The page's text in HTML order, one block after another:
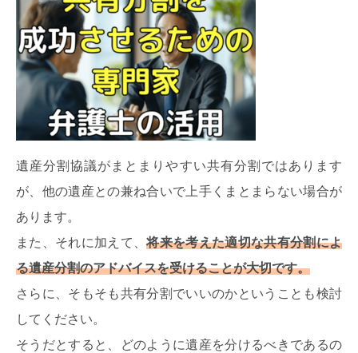
遺産分割協議がまとまりやすい共有分割ではあります
が、他の遺産との兼ね合いで上手くまとまらない場合が
あります。
また、それに加えて、将来を考えた適切な共有分割によ
る遺産分割のアドバイスを受けることが大切です。
さらに、そもそも共有分割でいいのかということも検討
してください。
そうだとすると、どのように遺産を分けるべきであるの